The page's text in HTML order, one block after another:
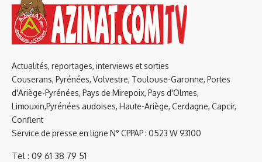
Actualités, reportages, interviews et sorties
Couserans, Pyrénées, Volvestre, Toulouse-Garonne, Portes
d'Ariège-Pyrénées, Pays de Mirepoix, Pays d'Olmes,
Limouxin,Pyrénées audoises, Haute-Ariège, Cerdagne, Capcir,
Conflent
Service de presse en ligne N° CPPAP : 0523 W 93100
Tel : 09 61 38 79 51